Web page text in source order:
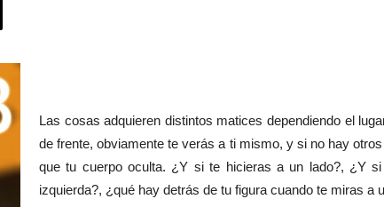
Las cosas adquieren distintos matices dependiendo el
de frente, obviamente te verás a ti mismo, y si no hay
que tu cuerpo oculta. ¿Y si te hicieras a un lado?, ¿Y
izquierda?, ¿qué hay detrás de tu figura cuando te miras a